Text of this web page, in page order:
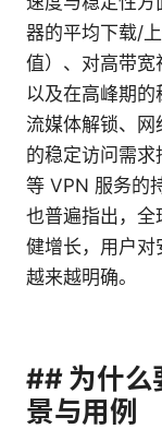
器的平均下载/
值）、对高带宽
以及在高峰期
流媒体解锁、
的稳定访问需
等 VPN 服务的
也普遍指出，
健增长，用户对
越来越明确。
## 为什么
景与用例